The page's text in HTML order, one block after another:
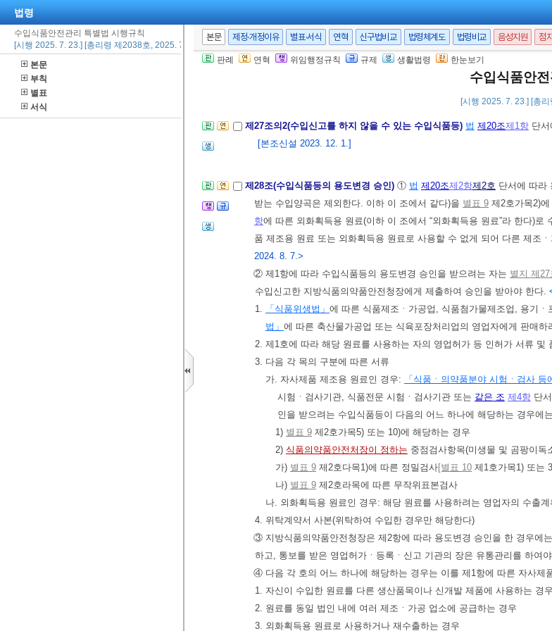
법령
수입식품안전관리 특별법 시행규칙
[시행 2025. 7. 23.] [총리령 제2038호, 2025. 7. 23., 일부개정]
본문
부칙
별표
서식
본문 제정·개정이유 별표·서식 연혁 신구법비교 법령체계도 법령비교 음성지원 점
판례 연혁 위임행정규칙 규제 생활법령 한눈보기
수입식품안
[시행 2025. 7. 23.] [총
④ 지방식품의약품안전청장은 제1항 및 제2항에 따른 수입식품등의 수
입력하여 관리하여야 한다.
⑤
「관세법」등 다른 법률에 따라 압류ㆍ몰수된 수입물품의 경우에는
⑥ 제1항 각 호 외의 부분 후단에 따라 미리 수입신고한 경우 처리기간
제27조의2(수입신고를 하지 않을 수 있는 수입식품등) 법 제20조제1항 단
[본조신설 2023. 12. 1.]
제28조(수입식품등의 용도변경 승인) ① 법 제20조제2항제2호 단서에 따라
받는 수입양곡은 제외한다. 이하 이 조에서 같다)을 별표 9 제2호가목2)
항에 따른 외화획득용 원료(이하 이 조에서 “외화획득용 원료”라 한다)
품 제조용 원료 또는 외화획득용 원료로 사용할 수 없게 되어 다른 제조
2024. 8. 7.>
② 제1항에 따라 수입식품등의 용도변경 승인을 받으려는 자는 별지 제27
수입신고한 지방식품의약품안전청장에게 제출하여 승인을 받아야 한다.
1.
「식품위생법」 에 따른 식품제조ㆍ가공업, 식품첨가물제조업, 용기ㆍ
법」 에 따른 축산물가공업 또는 식육포장처리업의 영업자에게 판매하
2. 제1호에 따라 해당 원료를 사용하는 자의 영업허가 등 인허가 서류
3. 다음 각 목의 구분에 따른 서류
가. 자사제품 제조용 원료인 경우:
「식품ㆍ의약품분야 시험ㆍ검사 등
시험ㆍ검사기관, 식품전문 시험ㆍ검사기관 또는 같은 조 제4항 단
인을 받으려는 수입식품등이 다음의 어느 하나에 해당하는 경우에
1) 별표 9 제2호가목5) 또는 10)에 해당하는 경우
2) 식품의약품안전처장이 정하는 중점검사항목(미생물 및 곰팡이
가) 별표 9 제2호다목1)에 따른 정밀검사[별표 10 제1호가목1) 또는
나) 별표 9 제2호라목에 따른 무작위표본검사
나. 외화획득용 원료인 경우: 해당 원료를 사용하려는 영업자의 수출계
4. 위탁계약서 사본(위탁하여 수입한 경우만 해당한다)
③ 지방식품의약품안전청장은 제2항에 따라 용도변경 승인을 한 경우에
하고, 통보를 받은 영업허가ㆍ등록ㆍ신고 기관의 장은 유통관리를 하여
④ 다음 각 호의 어느 하나에 해당하는 경우는 이를 제1항에 따른 자사제
1. 자신이 수입한 원료를 다른 생산품목이나 신개발 제품에 사용하는 경우
2. 원료를 동일 법인 내에 여러 제조ㆍ가공 업소에 공급하는 경우
3. 외화획득용 원료로 사용하거나 재수출하는 경우